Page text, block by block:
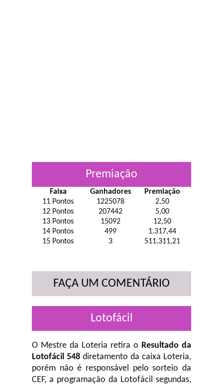
Premiação
Faixa Ganhadores
Premiação
11 Pontos
1225078
2,50
12 Pontos
207442
5,00
13 Pontos
15092
12,50
14 Pontos
499
1.317,44
15 Pontos
3 511.311,21
FAÇA UM COMENTÁRIO
Lotofácil
O Mestre da Loteria retira o Resultado da
Lotofácil 548 diretamento da caixa Loteria,
porém não é responsável pelo sorteio da
CEF, a programação da Lotofácil segundas,